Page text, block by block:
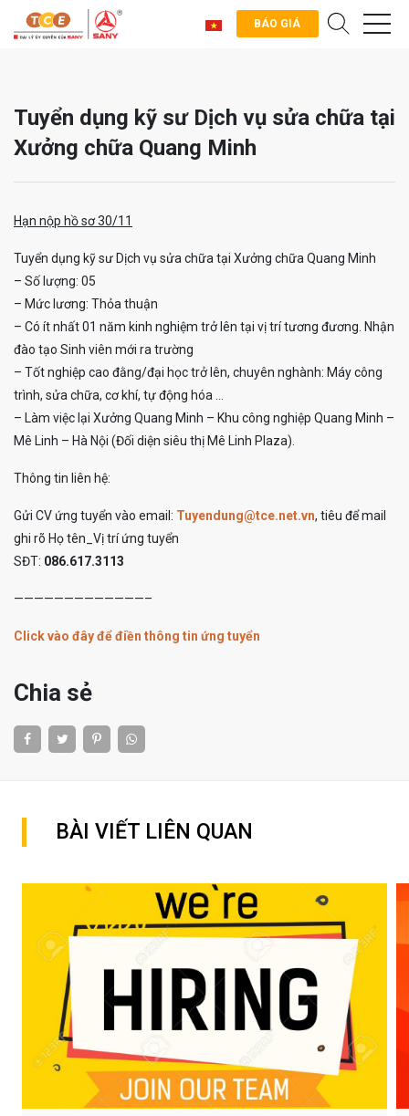
BÁO GIÁ
Tuyển dụng kỹ sư Dịch vụ sửa chữa tại
Xưởng chữa Quang Minh
Hạn nộp hồ sơ 30/11
Tuyển dụng kỹ sư Dịch vụ sửa chữa tại Xưởng chữa Quang Minh
– Số lượng: 05
– Mức lương: Thỏa thuận
– Có ít nhất 01 năm kinh nghiệm trở lên tại vị trí tương đương. Nhận
đào tạo Sinh viên mới ra trường
– Tốt nghiệp cao đằng/đại học trở lên, chuyên nghành: Máy công
trình, sửa chữa, cơ khí, tự động hóa …
– Làm việc lại Xưởng Quang Minh – Khu công nghiệp Quang Minh –
Mê Linh – Hà Nội (Đối diện siêu thị Mê Linh Plaza).
Thông tin liên hệ:
Gửi CV ứng tuyển vào email: Tuyendung@tce.net.vn, tiêu để mail
ghi rõ Họ tên_Vị trí ứng tuyển
SĐT: 086.617.3113
—————————————–
Click vào đây để điền thông tin ứng tuyển
Chia sẻ
BÀI VIẾT LIÊN QUAN